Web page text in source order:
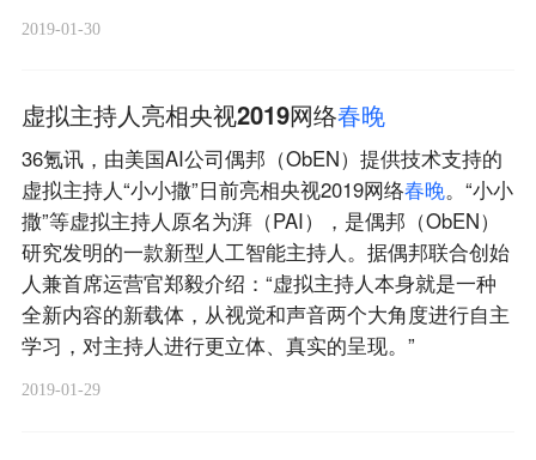
2019-01-30
虚拟主持人亮相央视2019网络春晚
36氪讯，由美国AI公司偶邦（ObEN）提供技术支持的
虚拟主持人“小小撒”日前亮相央视2019网络春晚。“小小
撒”等虚拟主持人原名为湃（PAI），是偶邦（ObEN）
研究发明的一款新型人工智能主持人。据偶邦联合创始
人兼首席运营官郑毅介绍：“虚拟主持人本身就是一种
全新内容的新载体，从视觉和声音两个大角度进行自主
学习，对主持人进行更立体、真实的呈现。”
2019-01-29